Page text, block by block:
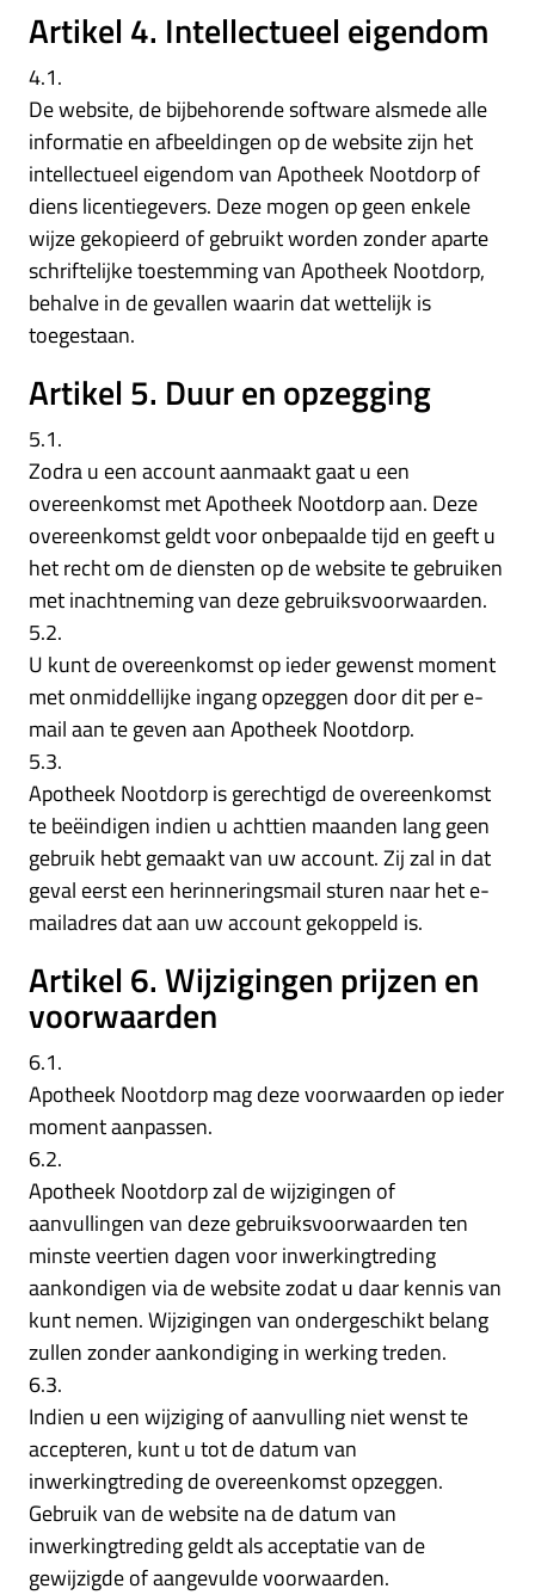
Artikel 4. Intellectueel eigendom
4.1.
De website, de bijbehorende software alsmede alle
informatie en afbeeldingen op de website zijn het
intellectueel eigendom van Apotheek Nootdorp of
diens licentiegevers. Deze mogen op geen enkele
wijze gekopieerd of gebruikt worden zonder aparte
schriftelijke toestemming van Apotheek Nootdorp,
behalve in de gevallen waarin dat wettelijk is
toegestaan.
Artikel 5. Duur en opzegging
5.1.
Zodra u een account aanmaakt gaat u een
overeenkomst met Apotheek Nootdorp aan. Deze
overeenkomst geldt voor onbepaalde tijd en geeft u
het recht om de diensten op de website te gebruiken
met inachtneming van deze gebruiksvoorwaarden.
5.2.
U kunt de overeenkomst op ieder gewenst moment
met onmiddellijke ingang opzeggen door dit per e-
mail aan te geven aan Apotheek Nootdorp.
5.3.
Apotheek Nootdorp is gerechtigd de overeenkomst
te beëindigen indien u achttien maanden lang geen
gebruik hebt gemaakt van uw account. Zij zal in dat
geval eerst een herinneringsmail sturen naar het e-
mailadres dat aan uw account gekoppeld is.
Artikel 6. Wijzigingen prijzen en
voorwaarden
6.1.
Apotheek Nootdorp mag deze voorwaarden op ieder
moment aanpassen.
6.2.
Apotheek Nootdorp zal de wijzigingen of
aanvullingen van deze gebruiksvoorwaarden ten
minste veertien dagen voor inwerkingtreding
aankondigen via de website zodat u daar kennis van
kunt nemen. Wijzigingen van ondergeschikt belang
zullen zonder aankondiging in werking treden.
6.3.
Indien u een wijziging of aanvulling niet wenst te
accepteren, kunt u tot de datum van
inwerkingtreding de overeenkomst opzeggen.
Gebruik van de website na de datum van
inwerkingtreding geldt als acceptatie van de
gewijzigde of aangevulde voorwaarden.